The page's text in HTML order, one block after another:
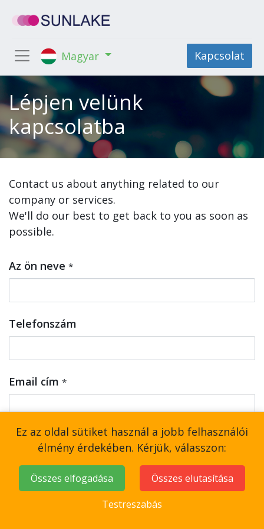
Kapcsolat
Magyar
Lépjen velünk
kapcsolatba
Contact us about anything related to our
company or services.
We'll do our best to get back to you as soon as
possible.
Az ön neve *
Telefonszám
Email cím *
Szervezet
Ez az oldal sütiket használ a jobb felhasználói
élmény érdekében. Kérjük, válasszon:
Összes elfogadása
Összes elutasítása
Testreszabás